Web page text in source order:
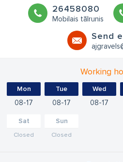
26458080
Mobilais tālrunis
Send
Working
Mon
08 17
Tue
08 17
Wed
08 17
Sat
Closed
Sun
Closed